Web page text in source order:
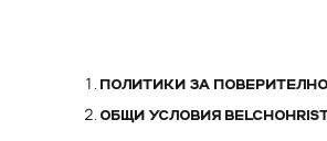
ПОЛИТИКИ ЗА
ОБЩИ УСЛОВИЯ